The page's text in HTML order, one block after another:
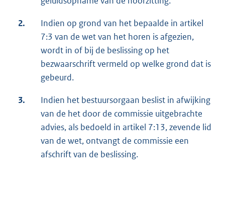
2.
Indien op grond van het bepaalde in artikel
7:3 van de wet van het horen is afgezien,
wordt in of bij de beslissing op het
bezwaarschrift vermeld op welke grond dat is
gebeurd.
3.
Indien het bestuursorgaan beslist in afwijking
van de het door de commissie uitgebrachte
advies, als bedoeld in artikel 7:13, zevende lid
van de wet, ontvangt de commissie een
afschrift van de beslissing.